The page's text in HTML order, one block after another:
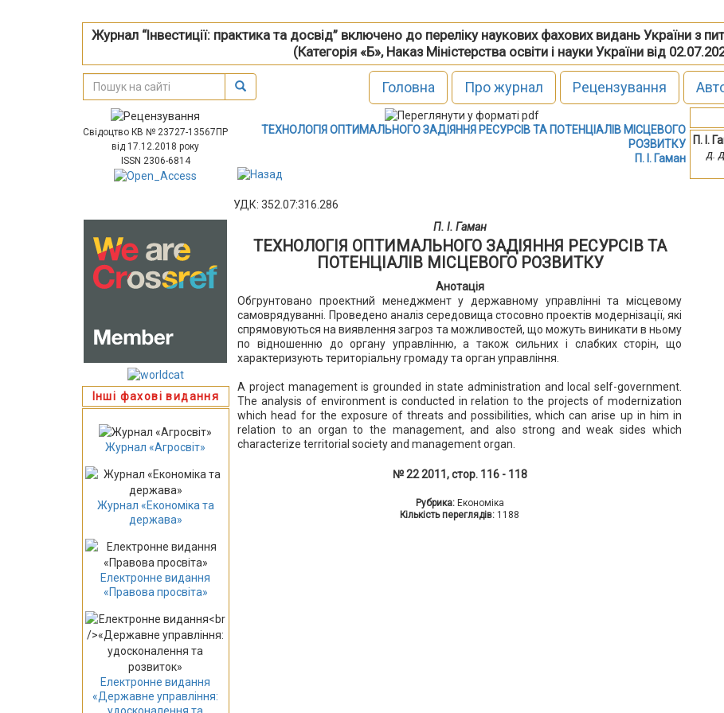
Журнал “Інвестиції: практика та досвід” включено до переліку наукових фахових видань України з
(Категорія «Б», Наказ Міністерства освіти і науки України від
Головна Про журнал Рецензування
Свідоцтво КВ № 23727-13567ПР
від 17.12.2018 року
ISSN 2306-6814
Інші фахові видання
Журнал «Агросвіт»
Журнал «Економіка та
держава»
Електронне видання
«Правова просвіта»
Електронне видання
«Державне управління:
ТЕХНОЛОГІЯ ОПТИМАЛЬНОГО ЗАДІЯННЯ РЕСУРСІВ ТА ПОТЕНЦІАЛІВ МІСЦЕВОГО
РОЗВИТКУ
П. І. Гаман
УДК: 352.07:316.286
П. І. Гаман
ТЕХНОЛОГІЯ ОПТИМАЛЬНОГО ЗАДІЯННЯ РЕСУРСІВ ТА
ПОТЕНЦІАЛІВ МІСЦЕВОГО РОЗВИТКУ
Анотація
Обгрунтовано проектний менеджмент у державному управлінні та місцевому
самоврядуванні. Проведено аналіз середовища стосовно проектів модернізації, які
спрямовуються на виявлення загроз та можливостей, що можуть виникати в ньому
по відношенню до органу управлінню, а також сильних і слабких сторін, що
характеризують територіальну громаду та орган управління.
A project management is grounded in state administration and local self-government.
The analysis of environment is conducted in relation to the projects of modernization
which head for the exposure of threats and possibilities, which can arise up in him in
relation to an organ to the management, and also strong and weak sides which
characterize territorial society and management organ.
№ 22 2011, стор. 116 - 118
Рубрика: Економіка
Кількість переглядів: 1188
П. І.
д.